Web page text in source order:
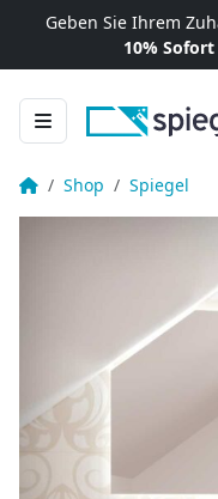
Zum Inhalt springen
Geben Sie Ihrem
10%
Startseite
Shop Spiegel
LED Spiegel für